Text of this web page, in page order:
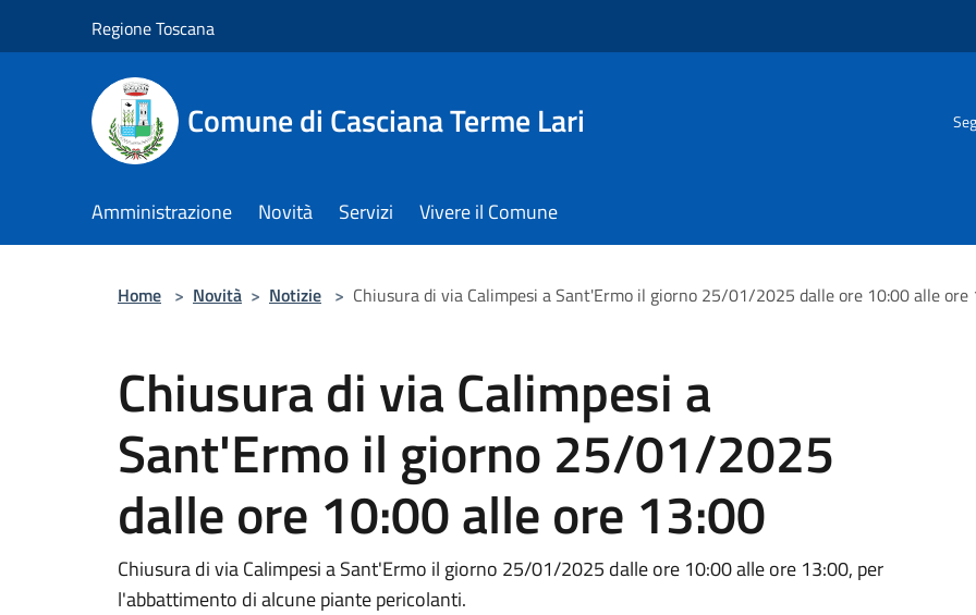
Regione Toscana
Comune di Casciana Terme Lari
Amministrazione Novità Servizi Vivere il Comune
Home > Novità > Notizie > Chiusura di via Calimpesi a Sant'Ermo il giorno 25/01/2025 dalle ore 10:00 alle ore
Chiusura di via Calimpesi a
Sant'Ermo il giorno 25/01/2025
dalle ore 10:00 alle ore 13:00
Chiusura di via Calimpesi a Sant'Ermo il giorno 25/01/2025 dalle ore 10:00 alle ore 13:00, per
l'abbattimento di alcune piante pericolanti.